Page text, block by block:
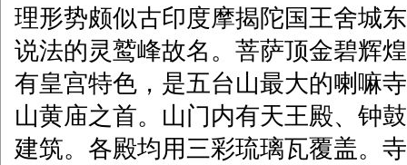
理形势颇似古印度摩揭陀国王舍城
说法的灵鹫峰故名。菩萨顶金碧辉
有皇宫特色，是五台山最大的喇嘛
山黄庙之首。山门内有天王殿、钟
建筑。各殿均用三彩琉璃瓦覆盖。